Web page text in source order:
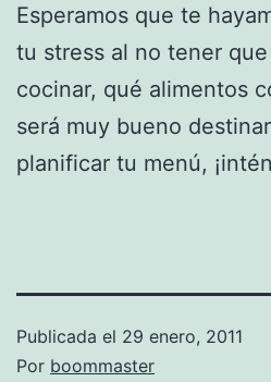
Esperamos que te
tu stress al no tener
cocinar, qué alimentos
será muy bueno
planificar tu menú,
Publicada el 29 enero, 2011
Por boommaster